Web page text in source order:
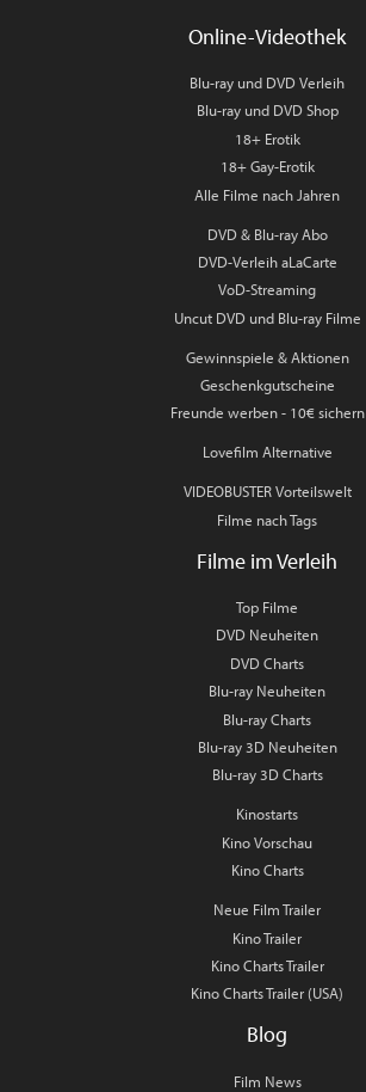
Online-Videothek
Blu-ray und DVD Verleih
Blu-ray und DVD Shop
18+ Erotik
18+ Gay-Erotik
Alle Filme nach Jahren
DVD & Blu-ray Abo
DVD-Verleih aLaCarte
VoD-Streaming
Uncut DVD und Blu-ray Filme
Gewinnspiele & Aktionen
Geschenkgutscheine
Freunde werben - 10€ sichern
Lovefilm Alternative
VIDEOBUSTER Vorteilswelt
Filme nach Tags
Filme im Verleih
Top Filme
DVD Neuheiten
DVD Charts
Blu-ray Neuheiten
Blu-ray Charts
Blu-ray 3D Neuheiten
Blu-ray 3D Charts
Kinostarts
Kino Vorschau
Kino Charts
Neue Film Trailer
Kino Trailer
Kino Charts Trailer
Kino Charts Trailer (USA)
Blog
Film News